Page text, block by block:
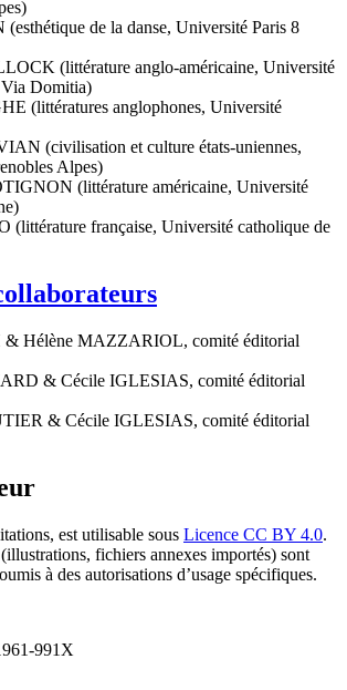
de la danse, Université Paris 8
(littérature anglo-américaine, Université
Domitia)
(littératures anglophones, Université
(civilisation et culture états-uniennes,
Alpes)
(littérature américaine, Université
(littérature française, Université catholique de
Hélène MAZZARIOL, comité éditorial
& Cécile IGLESIAS, comité éditorial
& Cécile IGLESIAS, comité éditorial
est utilisable sous Licence CC BY 4.0.
fichiers annexes importés) sont
à des autorisations d’usage spécifiques.
991X